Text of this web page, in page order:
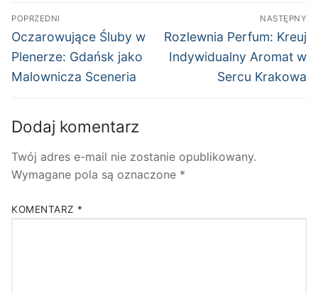
Nawigacja
wpisu
POPRZEDNI
Poprzedni
wpis:
Oczarowujące Śluby w
Plenerze: Gdańsk jako
Malownicza Sceneria
NASTĘPNY
Następny
wpis:
Rozlewnia Perfum: Kreuj
Indywidualny Aromat w
Sercu Krakowa
Dodaj komentarz
Twój adres e-mail nie zostanie opublikowany.
Wymagane pola są oznaczone *
KOMENTARZ *